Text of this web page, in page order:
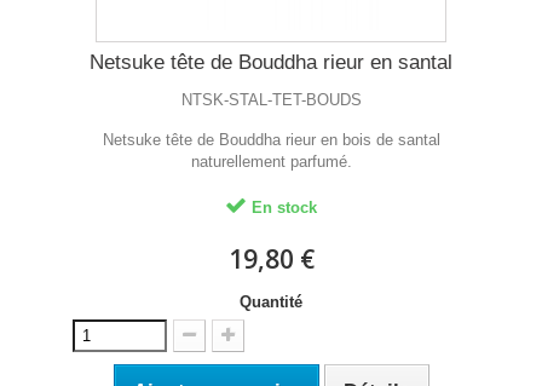
Netsuke tête de Bouddha rieur en santal
NTSK-STAL-TET-BOUDS
Netsuke tête de Bouddha rieur en bois de santal
naturellement parfumé.
En stock
19,80 €
Quantité